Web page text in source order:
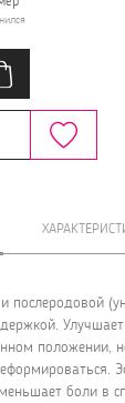
послеродовой
положении,
боли в